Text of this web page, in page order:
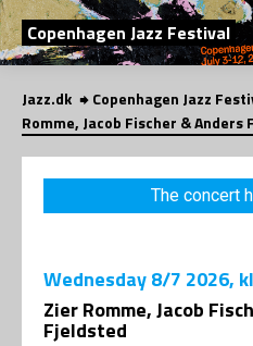
Copenhagen Jazz Festival
Jazz.dk Copenhagen Jazz
Romme, Jacob Fischer & Anders
The concert
Wednesday8/7 2026,
Zier Romme, Jacob
Fjeldsted